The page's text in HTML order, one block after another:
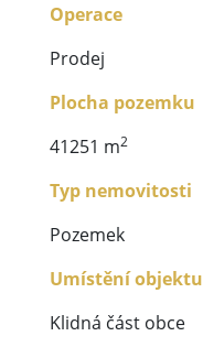
Operace
Prodej
Plocha pozemku
41251 m2
Typ nemovitosti
Pozemek
Umístění objektu
Klidná část obce